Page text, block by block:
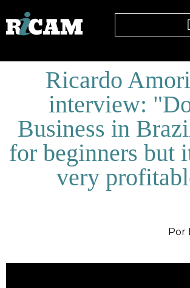
Ricardo
interview:
Business in
for beginners but
very
Por